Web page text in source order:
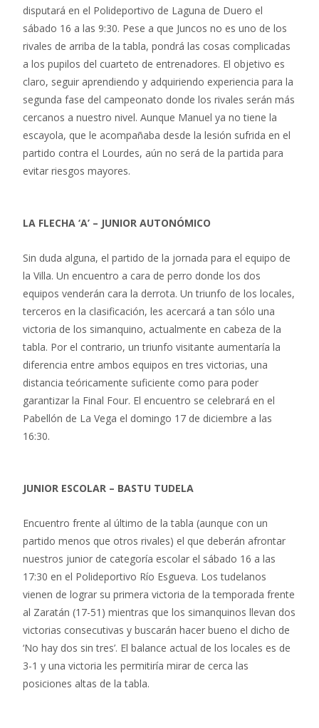
disputará en el Polideportivo de Laguna de Duero el
sábado 16 a las 9:30. Pese a que Juncos no es uno de los
rivales de arriba de la tabla, pondrá las cosas complicadas
a los pupilos del cuarteto de entrenadores. El objetivo es
claro, seguir aprendiendo y adquiriendo experiencia para la
segunda fase del campeonato donde los rivales serán más
cercanos a nuestro nivel. Aunque Manuel ya no tiene la
escayola, que le acompañaba desde la lesión sufrida en el
partido contra el Lourdes, aún no será de la partida para
evitar riesgos mayores.
LA FLECHA ‘A’ – JUNIOR AUTONÓMICO
Sin duda alguna, el partido de la jornada para el equipo de
la Villa. Un encuentro a cara de perro donde los dos
equipos venderán cara la derrota. Un triunfo de los locales,
terceros en la clasificación, les acercará a tan sólo una
victoria de los simanquino, actualmente en cabeza de la
tabla. Por el contrario, un triunfo visitante aumentaría la
diferencia entre ambos equipos en tres victorias, una
distancia teóricamente suficiente como para poder
garantizar la Final Four. El encuentro se celebrará en el
Pabellón de La Vega el domingo 17 de diciembre a las
16:30.
JUNIOR ESCOLAR – BASTU TUDELA
Encuentro frente al último de la tabla (aunque con un
partido menos que otros rivales) el que deberán afrontar
nuestros junior de categoría escolar el sábado 16 a las
17:30 en el Polideportivo Río Esgueva. Los tudelanos
vienen de lograr su primera victoria de la temporada frente
al Zaratán (17-51) mientras que los simanquinos llevan dos
victorias consecutivas y buscarán hacer bueno el dicho de
‘No hay dos sin tres’. El balance actual de los locales es de
3-1 y una victoria les permitiría mirar de cerca las
posiciones altas de la tabla.